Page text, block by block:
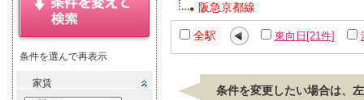
条件を選んで再表示
家賃
阪急京都線
全駅 東向日[21件]
条件を変更したい場合は、